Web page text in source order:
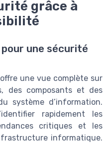
grâce à
une sécurité
une vue complète sur
des composants et des
système d’information.
rapidement les
critiques et les
informatique.